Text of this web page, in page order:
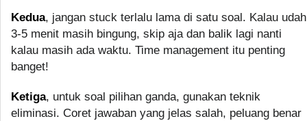
Kedua, jangan stuck terlalu lama di satu soal. Kalau udah
3-5 menit masih bingung, skip aja dan balik lagi nanti
kalau masih ada waktu. Time management itu penting
banget!
Ketiga, untuk soal pilihan ganda, gunakan teknik
eliminasi. Coret jawaban yang jelas salah, peluang benar